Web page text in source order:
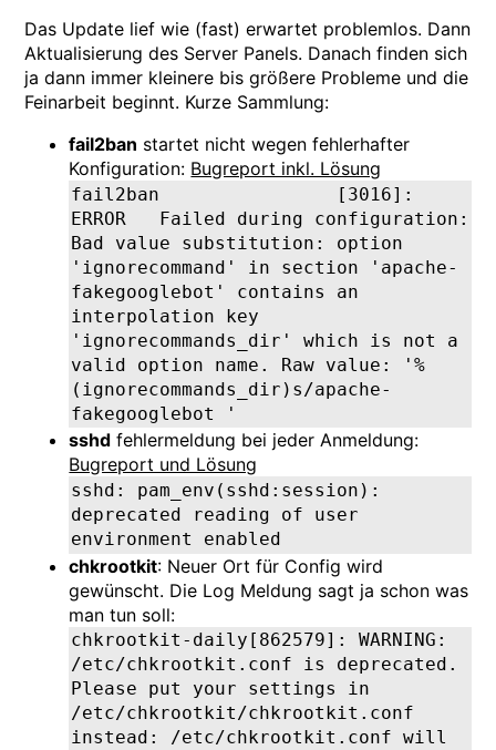
Das Update lief wie (fast) erwartet problemlos. Dann
Aktualisierung des Server Panels. Danach finden sich
ja dann immer kleinere bis größere Probleme und die
Feinarbeit beginnt. Kurze Sammlung:
fail2ban startet nicht wegen fehlerhafter
Konfiguration: Bugreport inkl. Lösung
fail2ban                [3016]:
ERROR   Failed during configuration:
Bad value substitution: option
'ignorecommand' in section 'apache-
fakegooglebot' contains an
interpolation key
'ignorecommands_dir' which is not a
valid option name. Raw value: '%
(ignorecommands_dir)s/apache-
fakegooglebot
'
sshd fehlermeldung bei jeder Anmeldung:
Bugreport und Lösung
sshd: pam_env(sshd:session):
deprecated reading of user
environment enabled
chkrootkit: Neuer Ort für Config wird
gewünscht. Die Log Meldung sagt ja schon was
man tun soll:
chkrootkit-daily[862579]: WARNING:
/etc/chkrootkit.conf is deprecated.
Please put your settings in
/etc/chkrootkit/chkrootkit.conf
instead: /etc/chkrootkit.conf will